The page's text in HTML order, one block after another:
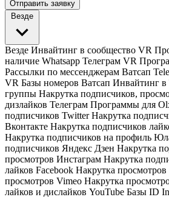
Отправить заявку
Везде
Везде Инвайтинг в сообщество VR
наличие Whatsapp Телеграм VR
Рассылки по мессенджерам Ватсап
VR Базы номеров Ватсап Инвайтинг в
группы Накрутка подписчиков,
дизлайков Телеграм Программы для
подписчиков Twitter Накрутка
Вконтакте Накрутка подписчиков
Накрутка подписчиков на профиль
подписчиков Яндекс Дзен Накрутка
просмотров Инстаграм Накрутка
лайков Facebook Накрутка просмотров
просмотров Vimeo Накрутка
лайков и дислайков YouTube Базы ID